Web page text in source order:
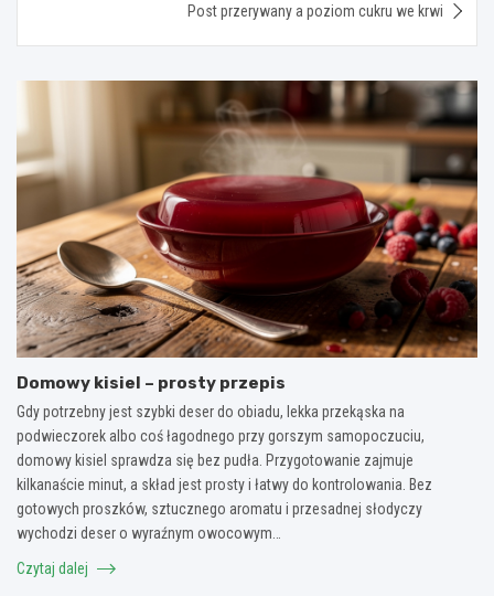
Post przerywany a poziom cukru we krwi
Domowy kisiel – prosty przepis
Gdy potrzebny jest szybki deser do obiadu, lekka przekąska na
podwieczorek albo coś łagodnego przy gorszym samopoczuciu,
domowy kisiel sprawdza się bez pudła. Przygotowanie zajmuje
kilkanaście minut, a skład jest prosty i łatwy do kontrolowania. Bez
gotowych proszków, sztucznego aromatu i przesadnej słodyczy
wychodzi deser o wyraźnym owocowym…
Czytaj dalej